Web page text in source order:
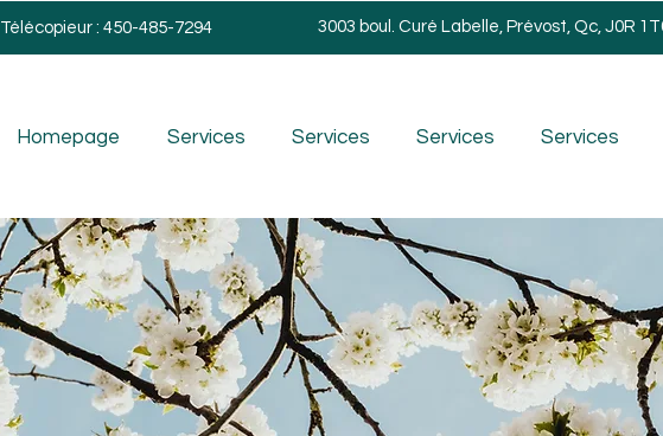
Télécopieur : 450-485-7294 3003 boul. Curé Labelle, Prévost, Qc, J0R
Homepage Services Services Services Services